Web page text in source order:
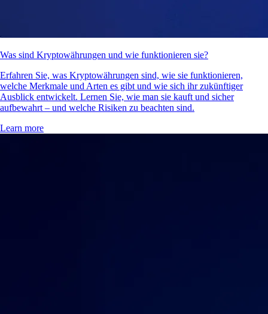
Was sind Kryptowährungen und wie funktionieren sie?
Erfahren Sie, was Kryptowährungen sind, wie sie funktionieren,
welche Merkmale und Arten es gibt und wie sich ihr zukünftiger
Ausblick entwickelt. Lernen Sie, wie man sie kauft und sicher
aufbewahrt – und welche Risiken zu beachten sind.
Learn more